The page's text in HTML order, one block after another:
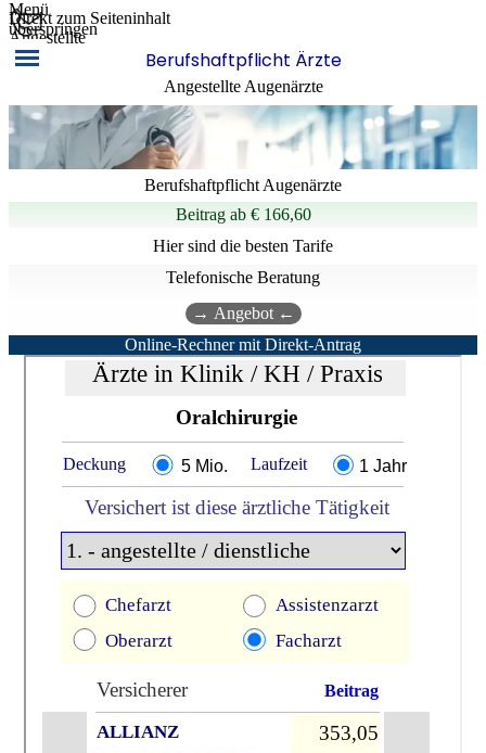
Direkt zum Seiteninhalt
Menü
überspringen
Angestellte
Berufshaftpflicht Ärzte
Angestellte Augenärzte
Berufshaftpflicht Augenärzte
Beitragab € 166,60
Hier sind die besten Tarife
Telefonische Beratung
→ Angebot ←
Online-Rechner mit Direkt-Antrag